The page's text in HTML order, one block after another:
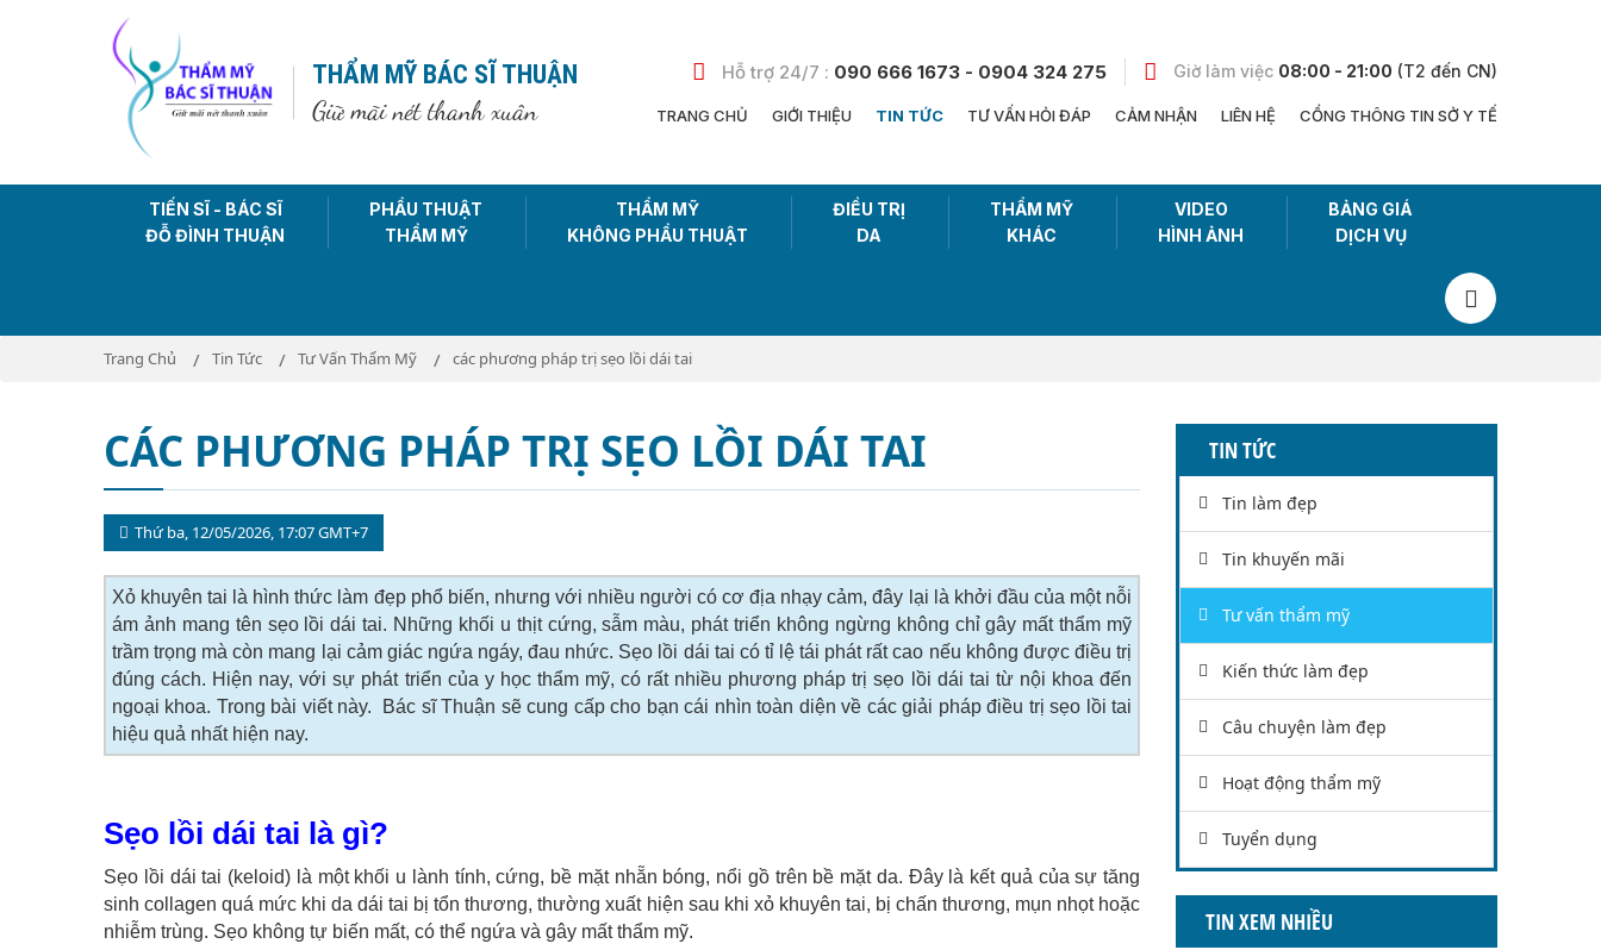
THẨM MỸ BÁC SĨ THUẬN
Giữ mãi nét thanh xuân
Hỗ trợ 24/7 : 090 666 1673 - 0904 324 275 Giờ làm việc 08:00 - 21:00 (T2 đến CN)
TRANG CHỦ GIỚI THIỆU TIN TỨC TƯ VẤN HỎI ĐÁP CẢM NHẬN LIÊN HỆ CỔNG THÔNG TIN SỞ Y TẾ
TIẾN SĨ - BÁC SĨ
ĐỖ ĐÌNH THUẬN
PHẨU THUẬT
THẨM MỸ
THẨM MỸ
KHÔNG PHẨU THUẬT
ĐIỀU TRỊ
DA
THẨM MỸ
KHÁC
VIDEO
HÌNH ẢNH
BẢNG GIÁ
DỊCH VỤ
Trang Chủ Tin Tức Tư Vấn Thẩm Mỹ các phương pháp trị sẹo lồi dái tai
CÁC PHƯƠNG PHÁP TRỊ SẸO LỒI DÁI TAI
Thứ ba, 12/05/2026, 17:07 GMT+7
Xỏ khuyên tai là hình thức làm đẹp phổ biến, nhưng với nhiều người có cơ địa nhạy cảm, đây lại là khởi đầu của một nỗi
ám ảnh mang tên sẹo lồi dái tai. Những khối u thịt cứng, sẫm màu, phát triển không ngừng không chỉ gây mất thẩm mỹ
trầm trọng mà còn mang lại cảm giác ngứa ngáy, đau nhức. Sẹo lồi dái tai có tỉ lệ tái phát rất cao nếu không được điều trị
đúng cách. Hiện nay, với sự phát triển của y học thẩm mỹ, có rất nhiều phương pháp trị sẹo lồi dái tai từ nội khoa đến
ngoại khoa. Trong bài viết này. Bác sĩ Thuận sẽ cung cấp cho bạn cái nhìn toàn diện về các giải pháp điều trị sẹo lồi tai
hiệu quả nhất hiện nay.
Sẹo lồi dái tai là gì?
Sẹo lồi dái tai (keloid) là một khối u lành tính, cứng, bề mặt nhẵn bóng, nổi gồ trên bề mặt da. Đây là kết quả của sự tăng
sinh collagen quá mức khi da dái tai bị tổn thương, thường xuất hiện sau khi xỏ khuyên tai, bị chấn thương, mụn nhọt hoặc
nhiễm trùng. Sẹo không tự biến mất, có thể ngứa và gây mất thẩm mỹ.
TIN TỨC
Tin làm đẹp
Tin khuyến mãi
Tư vấn thẩm mỹ
Kiến thức làm đẹp
Câu chuyện làm đẹp
Hoạt động thẩm mỹ
Tuyển dụng
TIN XEM NHIỀU